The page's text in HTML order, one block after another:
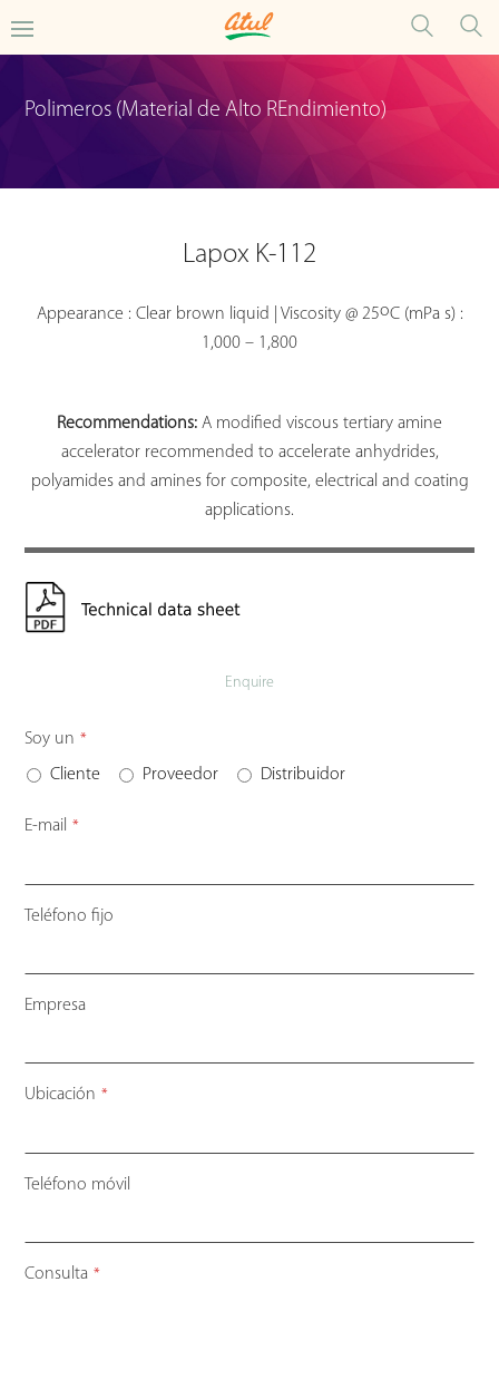
Polimeros (Material de Alto REndimiento)
Lapox K-112
Appearance : Clear brown liquid | Viscosity @ 25oC (mPa s) :
1,000 – 1,800
Recommendations: A modified viscous tertiary amine
accelerator recommended to accelerate anhydrides,
polyamides and amines for composite, electrical and coating
applications.
Enquire
Email
Address *
Soy un *
Cliente Proveedor Distribuidor
E-mail *
Teléfono fijo
Empresa
Ubicación *
Teléfono móvil
Consulta *